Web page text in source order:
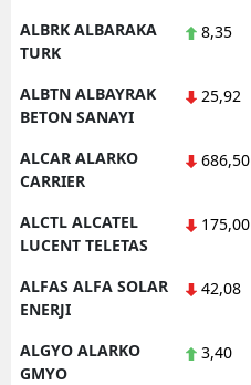
ALBRK ALBARAKA
TURK
8,35
ALBTN ALBAYRAK
BETON SANAYI
25,92
ALCAR ALARKO
CARRIER
686,50
ALCTL ALCATEL
LUCENT TELETAS
175,00
ALFAS ALFA SOLAR
ENERJI
42,08
ALGYO ALARKO
GMYO
3,40